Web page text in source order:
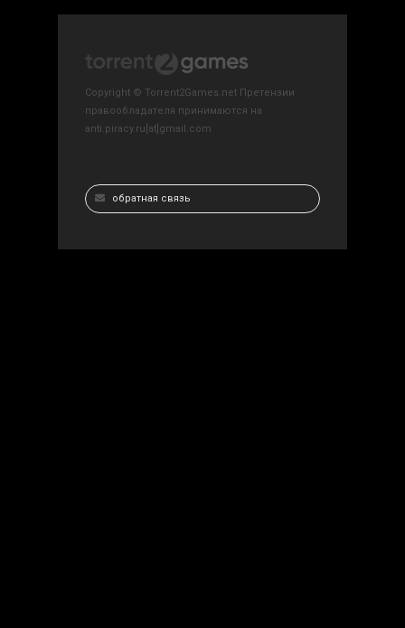
Copyright © Torrent2Games.net Претензии
правообладателя принимаются на
anti.piracy.ru[at]gmail.com
обратная связь